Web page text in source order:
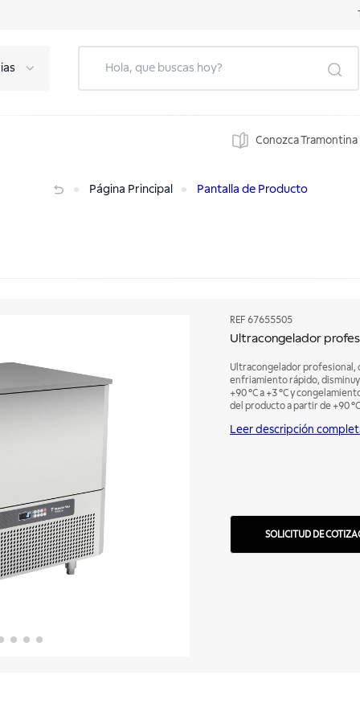
Conozca Tramontina
Página Principal Pantalla de Producto
REF 67655505
Ultracongelador
Ultracongelador profesional,
enfriamiento rápido,
+90 °C a +3 °C y
del producto a partir de +90
espesor. Intensivo (HARD):
Leer descripción
SOLICITUD DE